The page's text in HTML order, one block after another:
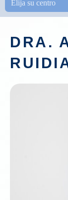
DRA.